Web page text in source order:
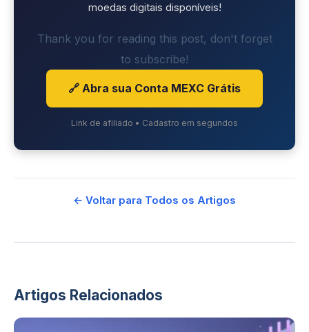
moedas digitais disponíveis!
Thank you for reading this post, don't forget
to subscribe!
🔗 Abra sua Conta MEXC Grátis
Link de afiliado • Cadastro em segundos
← Voltar para Todos os Artigos
Artigos Relacionados